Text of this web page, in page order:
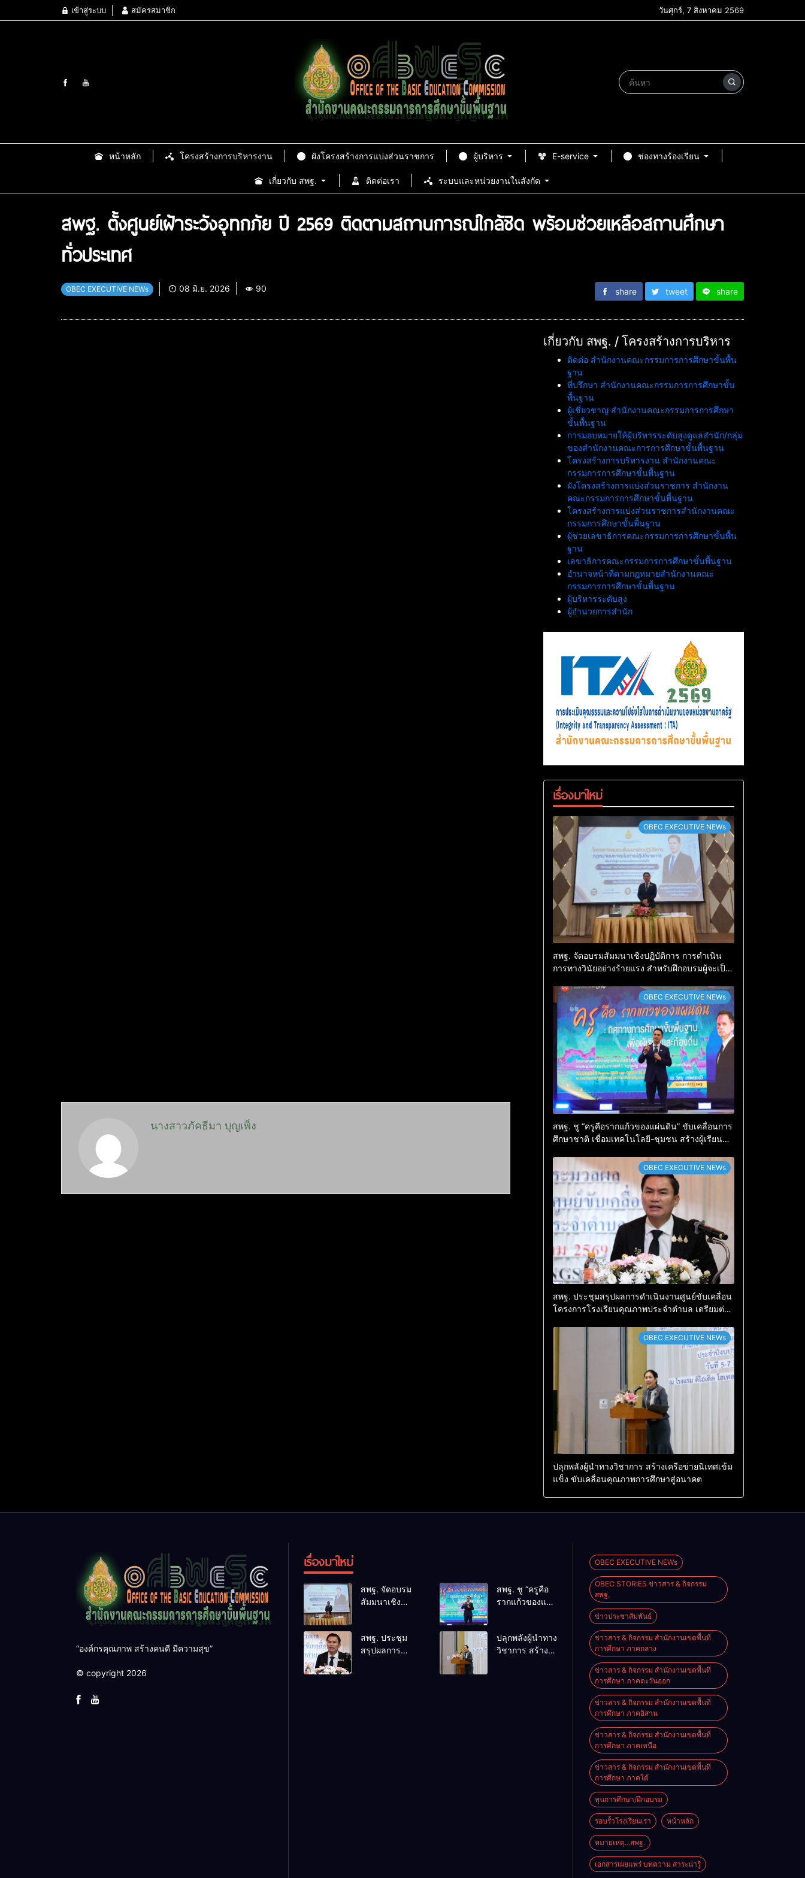
เข้าสู่ระบบ สมัครสมาชิก วันศุกร์, 7 สิงหาคม 2569
หน้าหลัก โครงสร้างการบริหารงาน ผังโครงสร้างการแบ่งส่วนราชการ ผู้บริหาร E-service ช่องทางร้องเรียน
เกี่ยวกับ สพฐ. ติดต่อเรา ระบบและหน่วยงานในสังกัด
สพฐ. ตั้งศูนย์เฝ้าระวังอุทกภัย ปี 2569 ติดตามสถานการณ์ใกล้ชิด พร้อมช่วยเหลือสถานศึกษา
ทั่วประเทศ
OBEC EXECUTIVE NEWs 08 มิ.ย. 2026 90 share tweet share
นางสาวภัคธีมา บุญเพ็ง
เกี่ยวกับ สพฐ. / โครงสร้างการบริหาร
ติดต่อ สำนักงานคณะกรรมการการศึกษาขั้นพื้น
ฐาน
ที่ปรึกษา สำนักงานคณะกรรมการการศึกษาขั้น
พื้นฐาน
ผู้เชี่ยวชาญ สำนักงานคณะกรรมการการศึกษา
ขั้นพื้นฐาน
การมอบหมายให้ผู้บริหารระดับสูงดูแลสำนัก/กลุ่ม
ของสำนักงานคณะการการศึกษาขั้นพื้นฐาน
โครงสร้างการบริหารงาน สำนักงานคณะ
กรรมการการศึกษาขั้นพื้นฐาน
ผังโครงสร้างการแบ่งส่วนราชการ สำนักงาน
คณะกรรมการการศึกษาขั้นพื้นฐาน
โครงสร้างการแบ่งส่วนราชการสำนักงานคณะ
กรรมการศึกษาขั้นพื้นฐาน
ผู้ช่วยเลขาธิการคณะกรรมการการศึกษาขั้นพื้น
ฐาน
เลขาธิการคณะกรรมการการศึกษาขั้นพื้นฐาน
อำนาจหน้าที่ตามกฎหมายสำนักงานคณะ
กรรมการการศึกษาขั้นพื้นฐาน
ผู้บริหารระดับสูง
ผู้อำนวยการสำนัก
เรื่องมาใหม่
OBEC EXECUTIVE NEWs
สพฐ. จัดอบรมสัมมนาเชิงปฏิบัติการ การดำเนิน
การทางวินัยอย่างร้ายแรง สำหรับฝึกอบรมผู้จะเป็น
OBEC EXECUTIVE NEWs
สพฐ. ชู “ครูคือรากแก้วของแผ่นดิน” ขับเคลื่อนการ
ศึกษาชาติ เชื่อมเทคโนโลยี-ชุมชน สร้างผู้เรียน
OBEC EXECUTIVE NEWs
สพฐ. ประชุมสรุปผลการดำเนินงานศูนย์ขับเคลื่อน
โครงการโรงเรียนคุณภาพประจำตำบล เตรียมต่อย
OBEC EXECUTIVE NEWs
ปลุกพลังผู้นำทางวิชาการ สร้างเครือข่ายนิเทศเข้ม
แข็ง ขับเคลื่อนคุณภาพการศึกษาสู่อนาคต
“องค์กรคุณภาพ สร้างคนดี มีความสุข”
© copyright 2026
เรื่องมาใหม่
สพฐ. จัดอบรม
สัมมนาเชิง
วินัยอย่างร้าย
แรง สำหรับฝึก
สพฐ. ชู “ครูคือ
รากแก้วของแผ่น
เชื่อม
เทคโนโลยี-
สพฐ. ประชุม
สรุปผลการ
ปลุกพลังผู้นำทาง
วิชาการ สร้าง
OBEC EXECUTIVE NEWs
OBEC STORIES ข่าวสาร & กิจกรรม
สพฐ.
ข่าวประชาสัมพันธ์
ข่าวสาร & กิจกรรม สำนักงานเขตพื้นที่
การศึกษา ภาคกลาง
ข่าวสาร & กิจกรรม สำนักงานเขตพื้นที่
การศึกษา ภาคตะวันออก
ข่าวสาร & กิจกรรม สำนักงานเขตพื้นที่
การศึกษา ภาคอิสาน
ข่าวสาร & กิจกรรม สำนักงานเขตพื้นที่
การศึกษา ภาคเหนือ
ข่าวสาร & กิจกรรม สำนักงานเขตพื้นที่
การศึกษา ภาคใต้
ทุนการศึกษา/ฝึกอบรม
รอบรั้วโรงเรียนเรา หน้าหลัก
หมายเหตุ...สพฐ.
เอกสารเผยแพร่ บทความ สาระน่ารู้